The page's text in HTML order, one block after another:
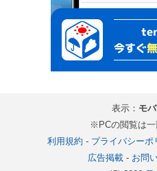
表示： モ
※PCの閲覧は一
利用規約 - プライバシーポ
広告掲載- お問